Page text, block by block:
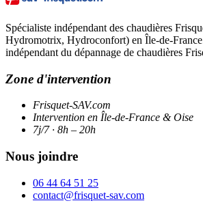
Spécialiste indépendant des chaudières
Hydromotrix, Hydroconfort) en Île-de-
indépendant du dépannage de chaudières
Zone d'intervention
Frisquet-SAV.com
Intervention en Île-de-France & Oise
7j/7 · 8h – 20h
Nous joindre
06 44 64 51 25
contact@frisquet-sav.com